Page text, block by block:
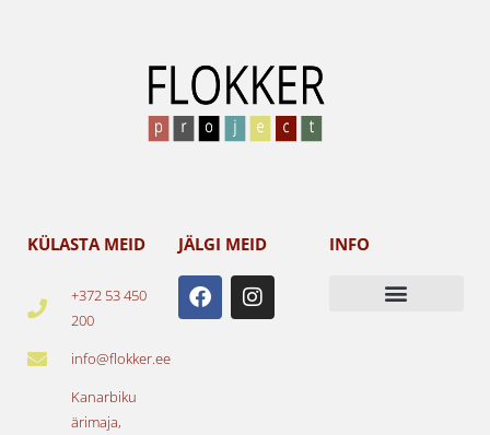
KÜLASTA MEID
+372 53 450
200
info@flokker.ee
Kanarbiku
ärimaja,
JÄLGI MEID
F
a
c
I
n
s
INFO